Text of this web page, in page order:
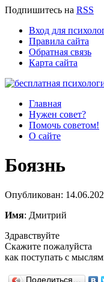
Подпишитесь на RSS
Вход для
Правила сайта
Обратная связь
Карта сайта
Главная
Нужен совет?
Помочь советом!
О сайте
Боязнь
Опубликован:
Имя: Дмитрий
Здравствуйте
Скажите пожалуйста
как поступать с
Поделиться…